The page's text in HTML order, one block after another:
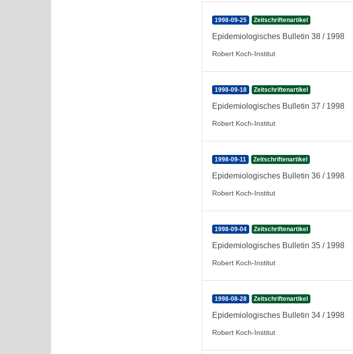
1998-09-25 Zeitschriftenartikel
Epidemiologisches Bulletin 38 / 1998
Robert Koch-Institut
1998-09-18 Zeitschriftenartikel
Epidemiologisches Bulletin 37 / 1998
Robert Koch-Institut
1998-09-11 Zeitschriftenartikel
Epidemiologisches Bulletin 36 / 1998
Robert Koch-Institut
1998-09-04 Zeitschriftenartikel
Epidemiologisches Bulletin 35 / 1998
Robert Koch-Institut
1998-08-28 Zeitschriftenartikel
Epidemiologisches Bulletin 34 / 1998
Robert Koch-Institut